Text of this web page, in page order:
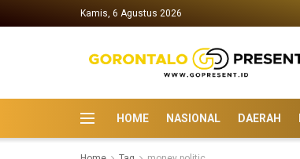
Kamis, 6 Agustus 2026
HOME NASIONAL DAERAH